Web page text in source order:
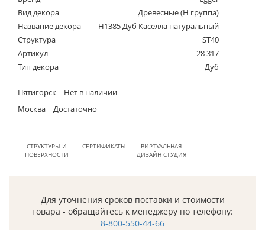
Вид декора
Древесные (Н группа)
Название декора
H1385 Дуб Каселла натуральный
Структура
ST40
Артикул
28 317
Тип декора
Дуб
Пятигорск
Нет в наличии
Москва
Достаточно
СТРУКТУРЫ И
ПОВЕРХНОСТИ
СЕРТИФИКАТЫ
ВИРТУАЛЬНАЯ
ДИЗАЙН СТУДИЯ
Для уточнения сроков поставки и стоимости
товара - обращайтесь к менеджеру по телефону:
8-800-550-44-66